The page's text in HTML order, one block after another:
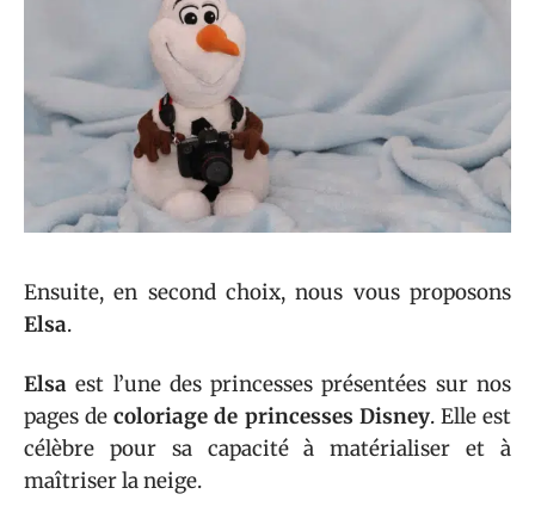
Ensuite, en second choix, nous vous proposons
Elsa.
Elsa est l’une des princesses présentées sur nos
pages decoloriage de princesses Disney. Elle est
célèbre pour sa capacité à matérialiser et à
maîtriser la neige.